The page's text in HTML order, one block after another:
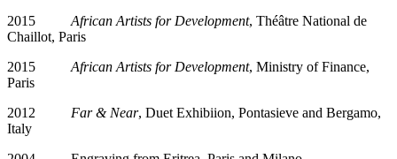
2015 African Artists for Development, Théâtre National de
Chaillot, Paris
2015 African Artists for Development, Ministry of Finance,
Paris
2012 Far & Near, Duet Exhibiion, Pontasieve and Bergamo,
Italy